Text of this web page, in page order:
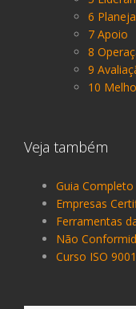
6
7 Apoio
8
9
10
Veja também
Guia Completo
Empresas
Ferramentas
Não
Curso ISO